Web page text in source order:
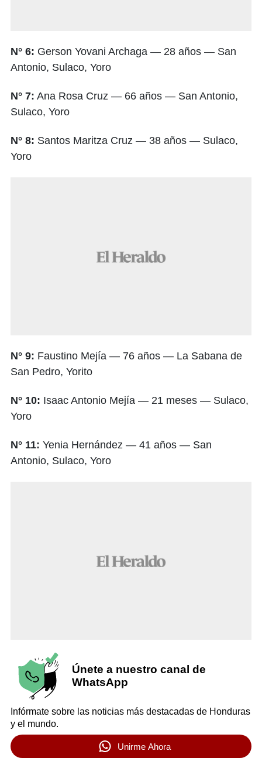
N° 6: Gerson Yovani Archaga — 28 años — San
Antonio, Sulaco, Yoro
N° 7: Ana Rosa Cruz — 66 años — San Antonio,
Sulaco, Yoro
N° 8: Santos Maritza Cruz — 38 años — Sulaco,
Yoro
N° 9: Faustino Mejía — 76 años — La Sabana de
San Pedro, Yorito
N° 10: Isaac Antonio Mejía — 21 meses — Sulaco,
Yoro
N° 11: Yenia Hernández — 41 años — San
Antonio, Sulaco, Yoro
Únete a nuestro canal de
WhatsApp
Infórmate sobre las noticias más destacadas de Honduras
y el mundo.
Unirme Ahora